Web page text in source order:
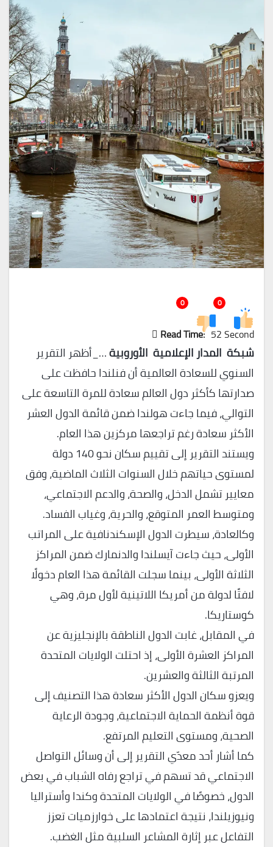
0
0
Read Time: 52 Second
شبكة المدار الإعلامية الأوروبية…_أظهر التقرير
السنوي للسعادة العالمية أن فنلندا حافظت على
صدارتها كأكثر دول العالم سعادة للمرة التاسعة على
التوالي، فيما جاءت هولندا ضمن قائمة الدول العشر
الأكثر سعادة رغم تراجعها مركزين هذا العام.
ويستند التقرير إلى تقييم سكان نحو 140 دولة
لمستوى حياتهم خلال السنوات الثلاث الماضية، وفق
معايير تشمل الدخل، والصحة، والدعم الاجتماعي،
ومتوسط العمر المتوقع، والحرية، وغياب الفساد.
وكالعادة، سيطرت الدول الإسكندنافية على المراتب
الأولى، حيث جاءت آيسلندا والدنمارك ضمن المراكز
الثلاثة الأولى، بينما سجلت القائمة هذا العام دخولًا
لافتًا لدولة من أمريكا اللاتينية لأول مرة، وهي
كوستاريكا.
في المقابل، غابت الدول الناطقة بالإنجليزية عن
المراكز العشرة الأولى، إذ احتلت الولايات المتحدة
المرتبة الثالثة والعشرين.
ويعزو سكان الدول الأكثر سعادة هذا التصنيف إلى
قوة أنظمة الحماية الاجتماعية، وجودة الرعاية
الصحية، ومستوى التعليم المرتفع.
كما أشار أحد معدّي التقرير إلى أن وسائل التواصل
الاجتماعي قد تسهم في تراجع رفاه الشباب في بعض
الدول، خصوصًا في الولايات المتحدة وكندا وأستراليا
ونيوزيلندا، نتيجة اعتمادها على خوارزميات تعزز
التفاعل عبر إثارة المشاعر السلبية مثل الغضب.